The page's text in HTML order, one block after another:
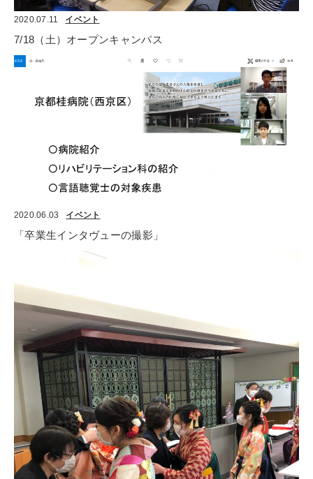
2020.07.11 イベント
7/18（土）オープンキャンパス
2020.06.03 イベント
「卒業生インタヴューの撮影」